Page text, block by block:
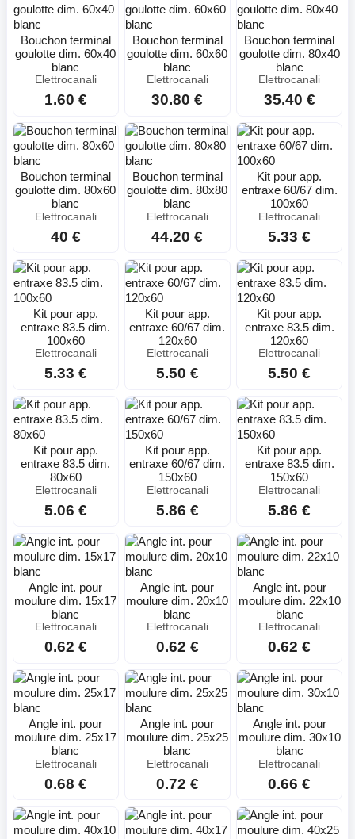
Bouchon terminal
goulotte dim. 60x40
blanc
Elettrocanali
1.60 €
Bouchon terminal
goulotte dim. 60x60
blanc
Elettrocanali
30.80 €
Bouchon terminal
goulotte dim. 80x40
blanc
Elettrocanali
35.40 €
Bouchon terminal
goulotte dim. 80x60
blanc
Elettrocanali
40 €
Bouchon terminal
goulotte dim. 80x80
blanc
Elettrocanali
44.20 €
Kit pour app.
entraxe 60/67 dim.
100x60
Elettrocanali
5.33 €
Kit pour app.
entraxe 83.5 dim.
100x60
Elettrocanali
5.33 €
Kit pour app.
entraxe 60/67 dim.
120x60
Elettrocanali
5.50 €
Kit pour app.
entraxe 83.5 dim.
120x60
Elettrocanali
5.50 €
Kit pour app.
entraxe 83.5 dim.
80x60
Elettrocanali
5.06 €
Kit pour app.
entraxe 60/67 dim.
150x60
Elettrocanali
5.86 €
Kit pour app.
entraxe 83.5 dim.
150x60
Elettrocanali
5.86 €
Angle int. pour
moulure dim. 15x17
blanc
Elettrocanali
0.62 €
Angle int. pour
moulure dim. 20x10
blanc
Elettrocanali
0.62 €
Angle int. pour
moulure dim. 22x10
blanc
Elettrocanali
0.62 €
Angle int. pour
moulure dim. 25x17
blanc
Elettrocanali
0.68 €
Angle int. pour
moulure dim. 25x25
blanc
Elettrocanali
0.72 €
Angle int. pour
moulure dim. 30x10
blanc
Elettrocanali
0.66 €